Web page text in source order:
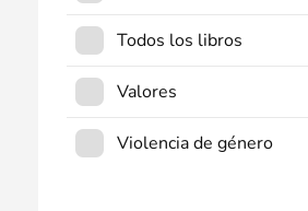
Todos los libros
Valores
Violencia de género